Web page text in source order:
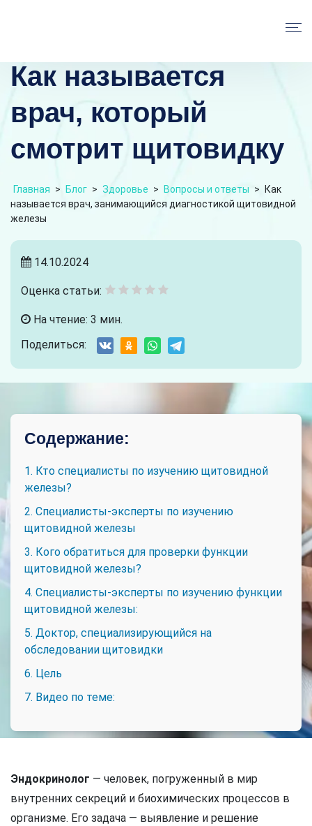
Как называется
врач, который
смотрит щитовидку
Главная > Блог > Здоровье > Вопросы и ответы >
Как
называется врач, занимающийся диагностикой щитовидной
железы
14.10.2024
Оценка статьи:
На чтение: 3 мин.
Поделиться:
Содержание:
1. Кто специалисты по изучению щитовидной
железы?
2. Специалисты-эксперты по изучению
щитовидной железы
3. Кого обратиться для проверки функции
щитовидной железы?
4. Специалисты-эксперты по изучению функции
щитовидной железы:
5. Доктор, специализирующийся на
обследовании щитовидки
6. Цель
7. Видео по теме:
Эндокринолог — человек, погруженный в мир
внутренних секреций и биохимических процессов в
организме. Его задача — выявление и решение